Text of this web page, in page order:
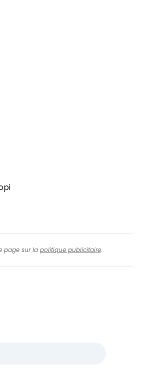
page sur la politique publicitaire.